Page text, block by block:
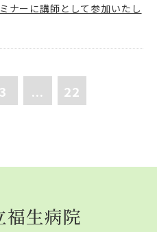
ナーに講師として参加いたし
3 ... 22